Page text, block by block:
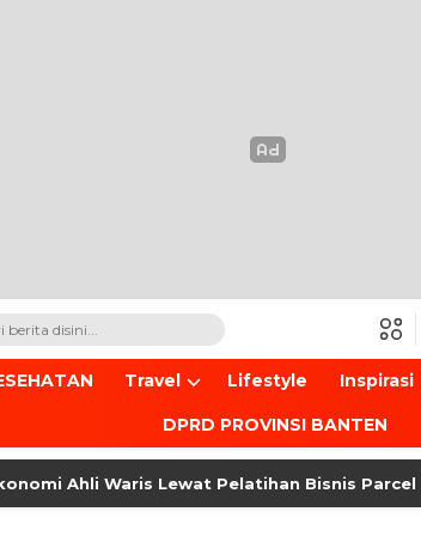
Travel Lifestyle Inspirasi
DPRD PROVINSI BANTEN
Waris Lewat Pelatihan Bisnis Parcel Snack